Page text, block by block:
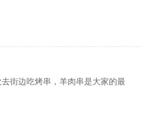
街边吃烤串，羊肉串是大家的最